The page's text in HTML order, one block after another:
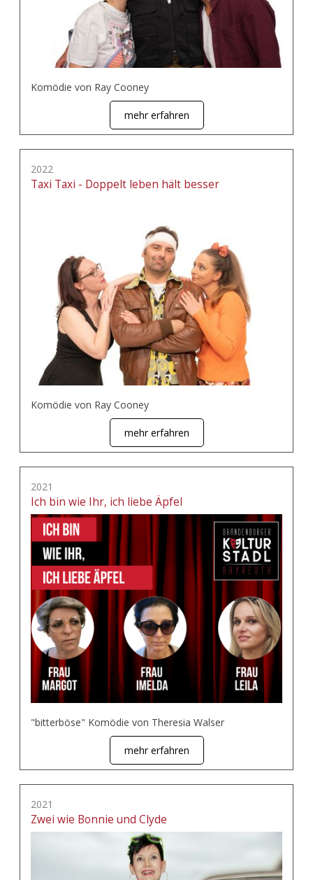
Komödie von Ray Cooney
mehr erfahren
2022
Taxi Taxi - Doppelt leben hält besser
Komödie von Ray Cooney
mehr erfahren
2021
Ich bin wie Ihr, ich liebe Äpfel
"bitterböse" Komödie von Theresia Walser
mehr erfahren
2021
Zwei wie Bonnie und Clyde